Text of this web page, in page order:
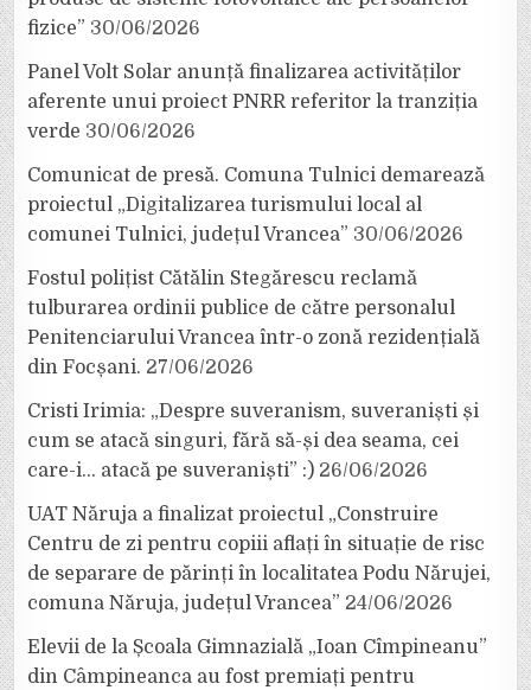
fizice” 30/06/2026
Panel Volt Solar anunță finalizarea activităților
aferente unui proiect PNRR referitor la tranziția
verde 30/06/2026
Comunicat de presă. Comuna Tulnici demarează
proiectul „Digitalizarea turismului local al
comunei Tulnici, județul Vrancea” 30/06/2026
Fostul polițist Cătălin Stegărescu reclamă
tulburarea ordinii publice de către personalul
Penitenciarului Vrancea într-o zonă rezidențială
din Focșani. 27/06/2026
Cristi Irimia: „Despre suveranism, suveraniști și
cum se atacă singuri, fără să-și dea seama, cei
care-i… atacă pe suveraniști” :) 26/06/2026
UAT Năruja a finalizat proiectul „Construire
Centru de zi pentru copiii aflați în situație de risc
de separare de părinți în localitatea Podu Nărujei,
comuna Năruja, județul Vrancea” 24/06/2026
Elevii de la Școala Gimnazială „Ioan Cîmpineanu”
din Câmpineanca au fost premiați pentru